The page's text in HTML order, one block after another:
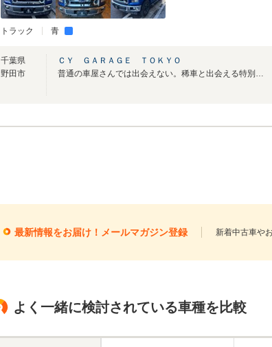
トラック 青
千葉県
野田市
ＣＹ ＧＡＲＡＧＥ ＴＯＫＹＯ
普通の車屋さんでは出会えない。稀車と出会える特別なガレージです。
最新情報をお届け！メールマガジン登録 新着中古車や
よく一緒に検討されている車種を比較